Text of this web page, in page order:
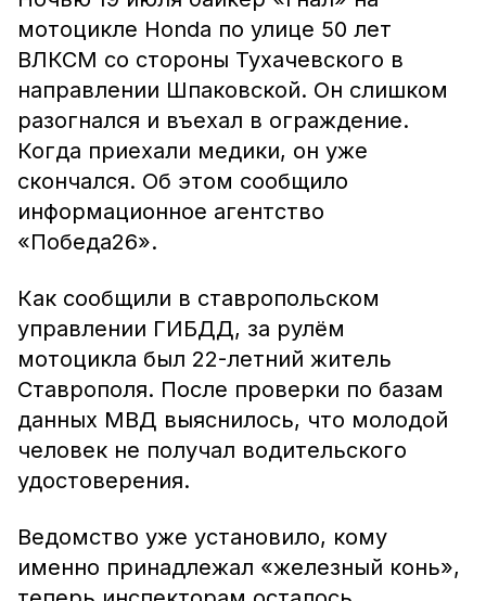
мотоцикле Honda по улице 50 лет
ВЛКСМ со стороны Тухачевского в
направлении Шпаковской. Он слишком
разогнался и въехал в ограждение.
Когда приехали медики, он уже
скончался. Об этом сообщило
информационное агентство
«Победа26».
Как сообщили в ставропольском
управлении ГИБДД, за рулём
мотоцикла был 22-летний житель
Ставрополя. После проверки по базам
данных МВД выяснилось, что молодой
человек не получал водительского
удостоверения.
Ведомство уже установило, кому
именно принадлежал «железный конь»,